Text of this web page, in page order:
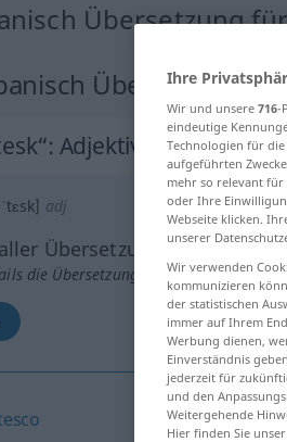
Übersetzung
Übersetzung
: Adjektiv
adj
Übersetzungen
die Übersetzung anklicken/antippen)
Ihre
Wir und unsere 716-
eindeutige
Technologien für
aufgeführten
mehr so relevant für
oder Ihre
Webseite klicken.
unserer
Wir verwenden
kommunizieren
der statistischen
immer auf Ihrem
Werbung dienen,
Einverständnis
jederzeit für
und den
Weitergehende
Hier finden Sie unser